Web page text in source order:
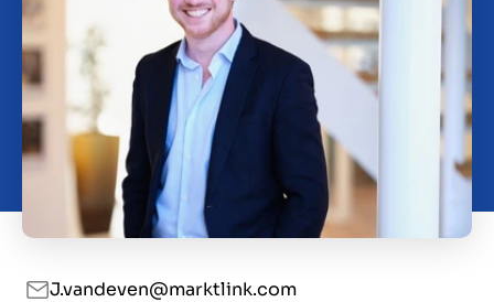
Kontakt
DE
J.vandeven@marktlink.com